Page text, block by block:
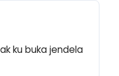
ku buka jendela